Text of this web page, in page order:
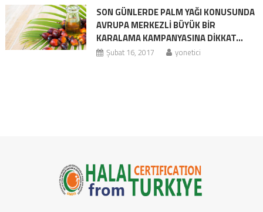
SON GÜNLERDE PALM YAĞI KONUSUNDA
AVRUPA MERKEZLİ BÜYÜK BİR
KARALAMA KAMPANYASINA DİKKAT…
Şubat 16, 2017 yonetici